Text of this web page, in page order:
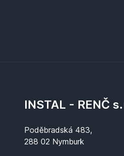
INSTAL - RENČ
Poděbradská 483,
288 02 Nymburk